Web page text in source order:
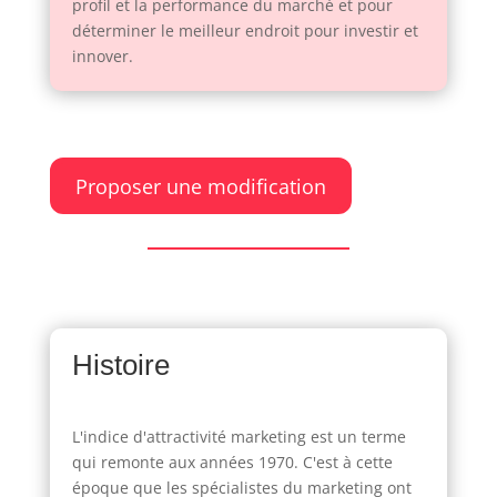
profil et la performance du marché et pour
déterminer le meilleur endroit pour investir et
innover.
Proposer une modification
Histoire
L'indice d'attractivité marketing est un terme
qui remonte aux années 1970. C'est à cette
époque que les spécialistes du marketing ont